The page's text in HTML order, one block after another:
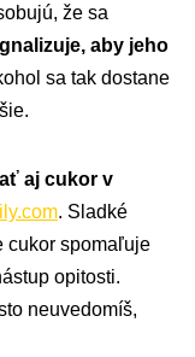
že sa
aby jeho
sa tak dostane
aj cukor v
. Sladké
cukor spomaľuje
opitosti.
neuvedomíš,